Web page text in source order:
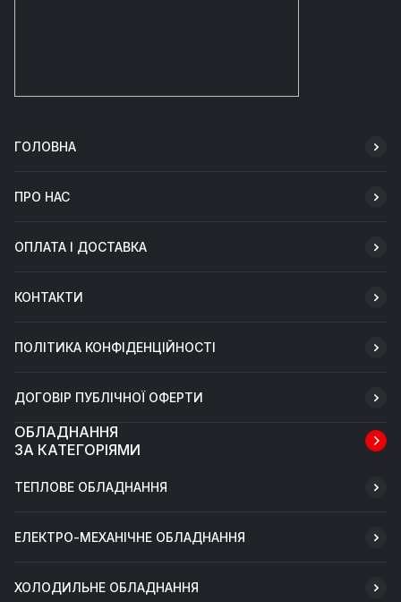
ГОЛОВНА
ПРО НАС
ОПЛАТА І ДОСТАВКА
КОНТАКТИ
ПОЛІТИКА КОНФІДЕНЦІЙНОСТІ
ДОГОВІР ПУБЛІЧНОЇ ОФЕРТИ
ОБЛАДНАННЯ
ЗА КАТЕГОРІЯМИ
ТЕПЛОВЕ ОБЛАДНАННЯ
ЕЛЕКТРО-МЕХАНІЧНЕ ОБЛАДНАННЯ
ХОЛОДИЛЬНЕ ОБЛАДНАННЯ